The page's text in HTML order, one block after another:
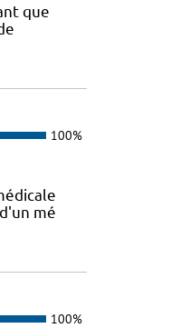
que
100%
mé
100%